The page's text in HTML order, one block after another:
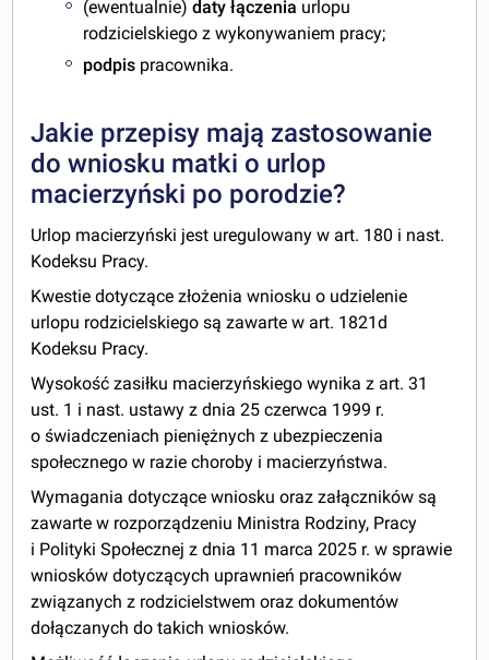
(ewentualnie)daty łączenia urlopu
rodzicielskiego z wykonywaniem pracy;
podpis pracownika.
Jakie przepisy mają zastosowanie
do wniosku matki o urlop
macierzyński po porodzie?
Urlop macierzyński jest uregulowany w art. 180 i nast.
Kodeksu Pracy.
Kwestie dotyczące złożenia wniosku o udzielenie
urlopu rodzicielskiego są zawarte w art. 1821d
Kodeksu Pracy.
Wysokość zasiłku macierzyńskiego wynika z art. 31
ust. 1 i nast. ustawy z dnia 25 czerwca 1999 r.
o świadczeniach pieniężnych z ubezpieczenia
społecznego w razie choroby i macierzyństwa.
Wymagania dotyczące wniosku oraz załączników są
zawarte w rozporządzeniu Ministra Rodziny, Pracy
i Polityki Społecznej z dnia 11 marca 2025 r. w sprawie
wniosków dotyczących uprawnień pracowników
związanych z rodzicielstwem oraz dokumentów
dołączanych do takich wniosków.